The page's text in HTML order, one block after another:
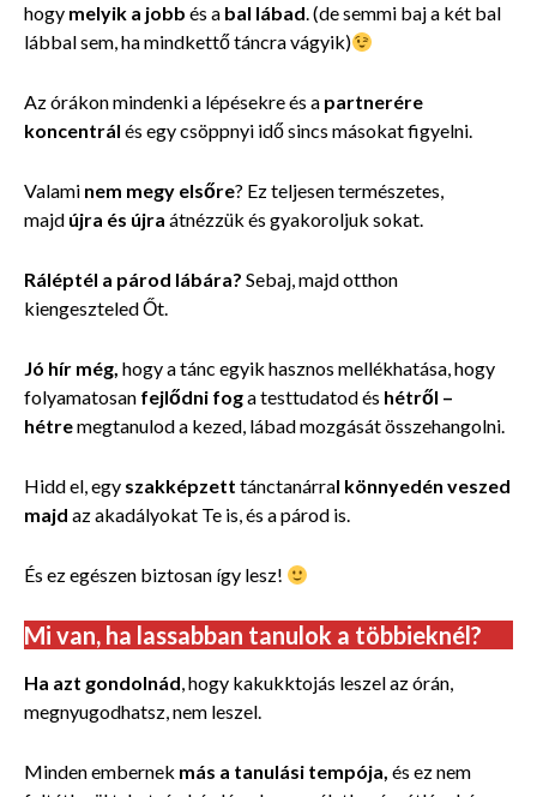
hogy melyik a jobb és a bal lábad. (de semmi baj a két bal
lábbal sem, ha mindkettő táncra vágyik)
Az órákon mindenki a lépésekre és a partnerére
koncentrál és egy csöppnyi idő sincs másokat figyelni.
Valami nem megy elsőre? Ez teljesen természetes,
majd újra és újra átnézzük és gyakoroljuk sokat.
Ráléptél a párod lábára? Sebaj, majd otthon
kiengeszteled Őt.
Jó hír még, hogy a tánc egyik hasznos mellékhatása, hogy
folyamatosan fejlődni foga testtudatod és hétről –
hétremegtanulod a kezed, lábad mozgását összehangolni.
Hidd el, egy szakképzett tánctanárral könnyedén veszed
majd az akadályokat Te is, és a párod is.
És ez egészen biztosan így lesz!
Mi van, ha lassabban tanulok a többieknél?
Ha azt gondolnád, hogy kakukktojás leszel az órán,
megnyugodhatsz, nem leszel.
Minden embernek más a tanulási tempója, és ez nem